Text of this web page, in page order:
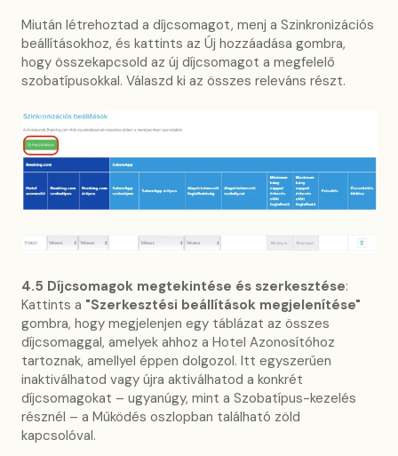
Miután létrehoztad a díjcsomagot, menj a Szinkronizációs
beállításokhoz, és kattints az Új hozzáadása gombra,
hogy összekapcsold az új díjcsomagot a megfelelő
szobatípusokkal. Válaszd ki az összes releváns részt.
4.5 Díjcsomagok megtekintése és szerkesztése:
Kattints a "Szerkesztési beállítások megjelenítése"
gombra, hogy megjelenjen egy táblázat az összes
díjcsomaggal, amelyek ahhoz a Hotel Azonosítóhoz
tartoznak, amellyel éppen dolgozol. Itt egyszerűen
inaktiválhatod vagy újra aktiválhatod a konkrét
díjcsomagokat – ugyanúgy, mint a Szobatípus-kezelés
résznél – a Működés oszlopban található zöld
kapcsolóval.